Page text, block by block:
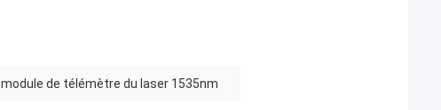
module de télémètre du laser 1535nm